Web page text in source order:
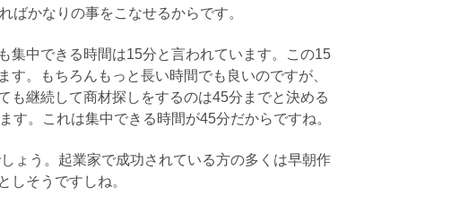
ばかなりの事をこなせるからです。
集中できる時間は15分と言われています。この15
。もちろんもっと長い時間でも良いのですが、
も継続して商材探しをするのは45分までと決める
す。これは集中できる時間が45分だからですね。
ょう。起業家で成功されている方の多くは早朝作
しそうですしね。